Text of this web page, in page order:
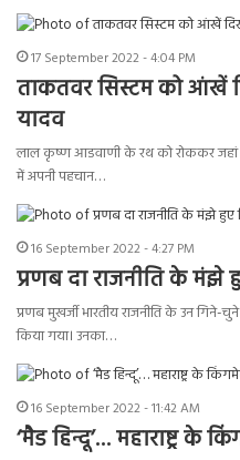
17 September 2022 - 4:04 PM
ताकतवर सिस्टम को
यादव
लाल कृष्ण आडवाणी के रथ को रोककर जहां
में अपनी पहचान…
16 September 2022 - 4:27 PM
प्रणब दा राजनीति के
प्रणब मुखर्जी भारतीय राजनीति के उन गिने-
किया गया। उनका…
16 September 2022 - 11:42 AM
‘मैड हिन्दू’… महाराष्ट्र के